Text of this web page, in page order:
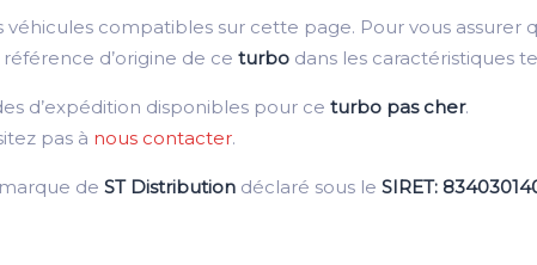
véhicules compatibles sur cette page. Pour vous assurer
d’origine de ce turbo dans les caractéristiques
d’expédition disponibles pour ce turbo pas cher.
pas à nous contacter.
de ST Distribution déclaré sous le SIRET: